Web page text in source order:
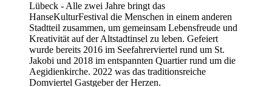
Lübeck - Alle zwei Jahre bringt das
HanseKulturFestival die Menschen in einem anderen
Stadtteil zusammen, um gemeinsam Lebensfreude und
Kreativität auf der Altstadtinsel zu leben. Gefeiert
wurde bereits 2016 im Seefahrerviertel rund um St.
Jakobi und 2018 im entspannten Quartier rund um die
Aegidienkirche. 2022 was das traditionsreiche
Domviertel Gastgeber der Herzen.